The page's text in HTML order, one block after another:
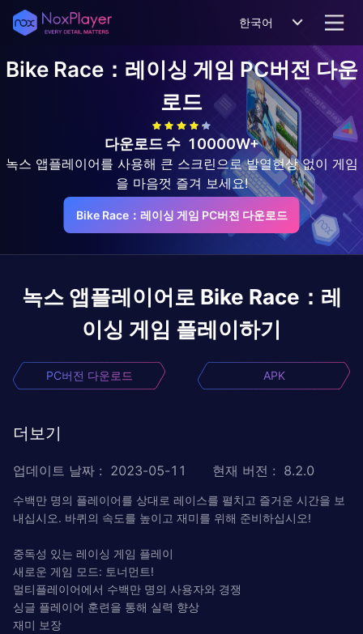
한국어
Bike Race：레이싱 게임 PC버전 다운
로드
다운로드 수 10000W+
녹스 앱플레이어를 사용해 큰 스크린으로 발열현상 없이 게임
을 마음껏 즐겨 보세요!
Bike Race：레이싱 게임 PC버전 다운로드
녹스 앱플레이어로 Bike Race：레
이싱 게임 플레이하기
PC버전 다운로드 APK
더보기
업데이트 날짜 : 2023-05-11 현재 버전 : 8.2.0
수백만 명의 플레이어를 상대로 레이스를 펼치고 즐거운 시간을 보
내십시오. 바퀴의 속도를 높이고 재미를 위해 준비하십시오!
중독성 있는 레이싱 게임 플레이
새로운 게임 모드: 토너먼트!
멀티플레이어에서 수백만 명의 사용자와 경쟁
싱글 플레이어 훈련을 통해 실력 향상
재미 보장